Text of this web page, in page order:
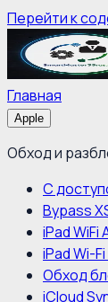
Перейти к
Главная
Apple
Обход и
С
Bypass
iPad WiFi
iPad Wi-
Обход
iCloud